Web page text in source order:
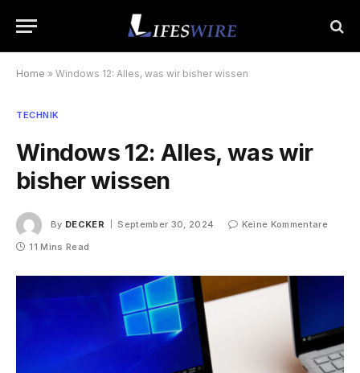
Home » Windows 12: Alles, was wir bisher wissen
TECHNIK
Windows 12: Alles, was wir
bisher wissen
By DECKER September 30, 2024
Keine Kommentare
11 Mins Read